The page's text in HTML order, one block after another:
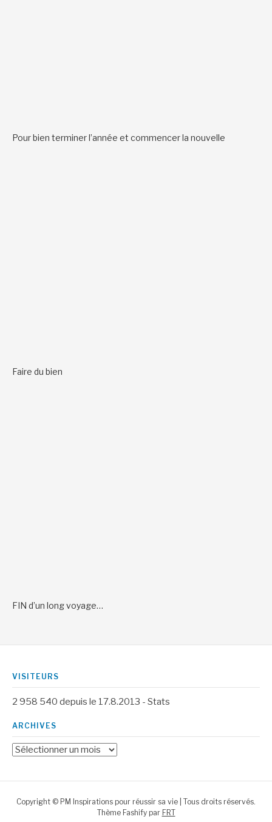
Pour bien terminer l’année et commencer la nouvelle
Faire du bien
FIN d’un long voyage…
VISITEURS
2 958 540 depuis le 17.8.2013 - Stats
ARCHIVES
Archives
Copyright © PM Inspirations pour réussir sa vie | Tous droits réservés.
Thème Fashify par FRT